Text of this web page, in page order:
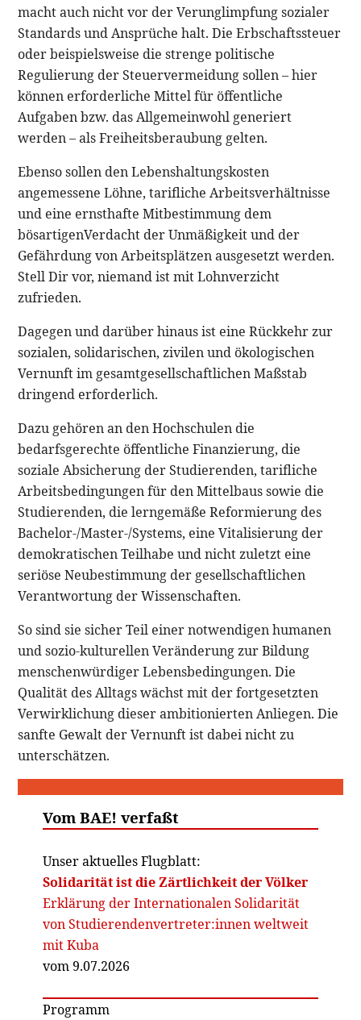
macht auch nicht vor der Verunglimpfung sozialer
Standards und Ansprüche halt. Die Erbschaftssteuer
oder beispielsweise die strenge politische
Regulierung der Steuervermeidung sollen – hier
können erforderliche Mittel für öffentliche
Aufgaben bzw. das Allgemeinwohl generiert
werden – als Freiheitsberaubung gelten.
Ebenso sollen den Lebenshaltungskosten
angemessene Löhne, tarifliche Arbeitsverhältnisse
und eine ernsthafte Mitbestimmung dem
bösartigenVerdacht der Unmäßigkeit und der
Gefährdung von Arbeitsplätzen ausgesetzt werden.
Stell Dir vor, niemand ist mit Lohnverzicht
zufrieden.
Dagegen und darüber hinaus ist eine Rückkehr zur
sozialen, solidarischen, zivilen und ökologischen
Vernunft im gesamtgesellschaftlichen Maßstab
dringend erforderlich.
Dazu gehören an den Hochschulen die
bedarfsgerechte öffentliche Finanzierung, die
soziale Absicherung der Studierenden, tarifliche
Arbeitsbedingungen für den Mittelbaus sowie die
Studierenden, die lerngemäße Reformierung des
Bachelor-/Master-/Systems, eine Vitalisierung der
demokratischen Teilhabe und nicht zuletzt eine
seriöse Neubestimmung der gesellschaftlichen
Verantwortung der Wissenschaften.
So sind sie sicher Teil einer notwendigen humanen
und sozio-kulturellen Veränderung zur Bildung
menschenwürdiger Lebensbedingungen. Die
Qualität des Alltags wächst mit der fortgesetzten
Verwirklichung dieser ambitionierten Anliegen. Die
sanfte Gewalt der Vernunft ist dabei nicht zu
unterschätzen.
Vom BAE! verfaßt
Unser aktuelles Flugblatt:
Solidarität ist die Zärtlichkeit der Völker
Erklärung der Internationalen Solidarität
von Studierendenvertreter:innen weltweit
mit Kuba
vom 9.07.2026
Programm